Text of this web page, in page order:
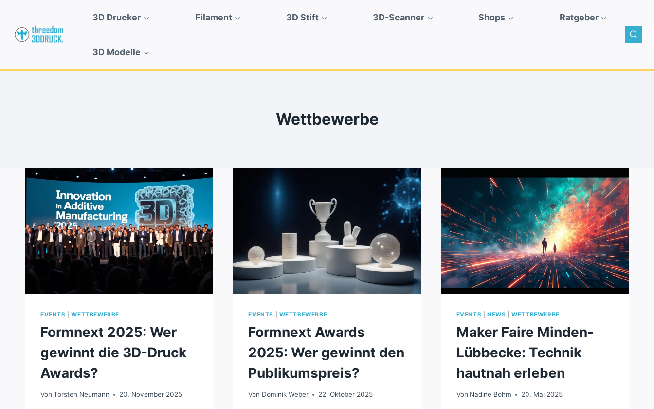
springen
3D Drucker Filament 3D Stift 3D-Scanner Shops Ratgeber
3D Modelle
Wettbewerbe
EVENTS |WETTBEWERBE
Formnext 2025: Wer
gewinnt die 3D-Druck
Awards?
Von Torsten Neumann 20. November 2025
EVENTS WETTBEWERBE
Formnext Awards
2025: Wer gewinnt den
Publikumspreis?
Von Dominik Weber 22. Oktober 2025
EVENTS |NEWS |WETTBEWERBE
Maker Faire Minden-
Lübbecke: Technik
hautnah erleben
Von Nadine Bohm 20. Mai 2025